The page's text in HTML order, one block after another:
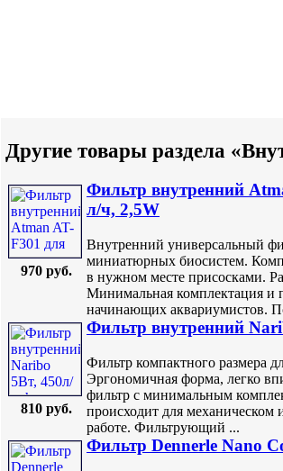
Другие товары раздела
970 руб.
Фильтр внутренний
л/ч, 2,5W
Внутренний универсальный
миниатюрных биосистем.
в нужном месте присосками.
Минимальная комплектация и
начинающих аквариумистов.
810 руб.
Фильтр внутренний
Фильтр компактного размера
Эргономичная форма, легко
фильтр с минимальным
происходит для
работе. Фильтрующий ...
Фильтр Dennerle Nano